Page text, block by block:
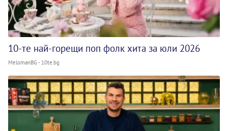
10-те най-горещи поп фолк хита за юли 2026
MelomanBG - 10te.bg